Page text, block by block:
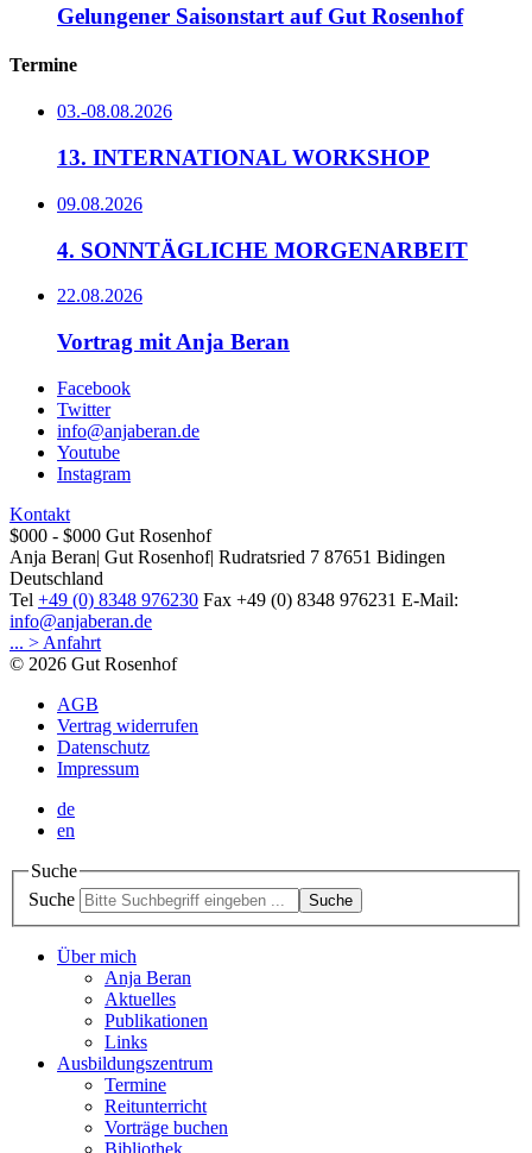
Gelungener Saisonstart auf Gut Rosenhof
Termine
03.-08.08.2026
13. INTERNATIONAL WORKSHOP
09.08.2026
4. SONNTÄGLICHE MORGENARBEIT
22.08.2026
Vortrag mit Anja Beran
Facebook
Twitter
info@anjaberan.de
Youtube
Instagram
Kontakt
$000 - $000 Gut Rosenhof
Anja Beran| Gut Rosenhof| Rudratsried 7 87651 Bidingen
Deutschland
Tel +49 (0) 8348 976230 Fax +49 (0) 8348 976231 E-Mail:
info@anjaberan.de
... > Anfahrt
© 2026 Gut Rosenhof
AGB
Vertrag widerrufen
Datenschutz
Impressum
de
en
Suche
Suche
Suche
Über mich
Anja Beran
Aktuelles
Publikationen
Links
Ausbildungszentrum
Termine
Reitunterricht
Vorträge buchen